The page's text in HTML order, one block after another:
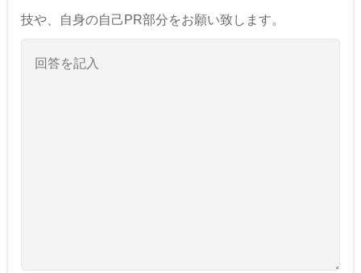
技や、自身の自己PR部分をお願い致します。